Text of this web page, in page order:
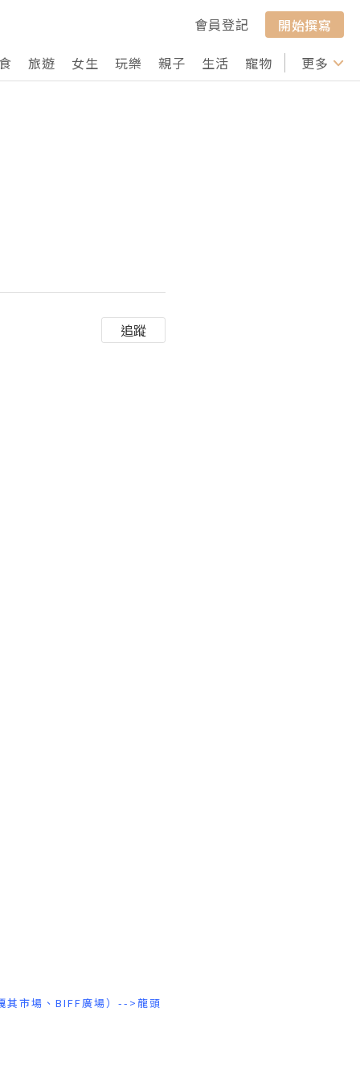
會員登記
開始撰寫
旅遊 女生 玩樂 親子 生活 寵物 行山 打卡
更多
追蹤
市場、BIFF廣場）-->龍頭